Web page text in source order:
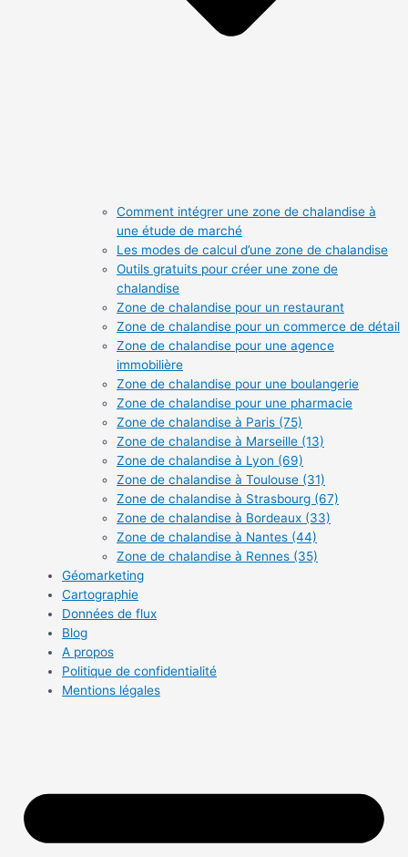
Comment intégrer une zone de chalandise à
une étude de marché
Les modes de calcul d’une zone de chalandise
Outils gratuits pour créer une zone de
chalandise
Zone de chalandise pour un restaurant
Zone de chalandise pour un commerce de détail
Zone de chalandise pour une agence
immobilière
Zone de chalandise pour une boulangerie
Zone de chalandise pour une pharmacie
Zone de chalandise à Paris (75)
Zone de chalandise à Marseille (13)
Zone de chalandise à Lyon (69)
Zone de chalandise à Toulouse (31)
Zone de chalandise à Strasbourg (67)
Zone de chalandise à Bordeaux (33)
Zone de chalandise à Nantes (44)
Zone de chalandise à Rennes (35)
Géomarketing
Cartographie
Données de flux
Blog
A propos
Politique de confidentialité
Mentions légales